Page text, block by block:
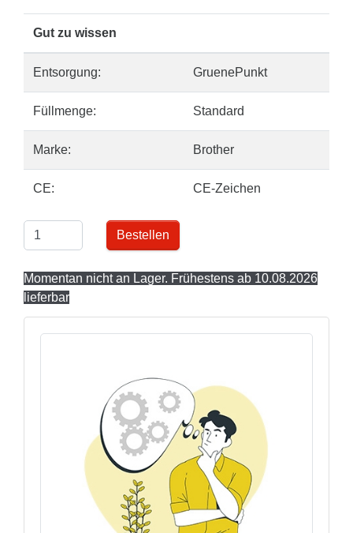
Gut zu wissen
Entsorgung: GruenePunkt
Füllmenge: Standard
Marke: Brother
CE: CE-Zeichen
Bestellen
Momentan nicht an Lager. Frühestens ab 10.08.2026
lieferbar